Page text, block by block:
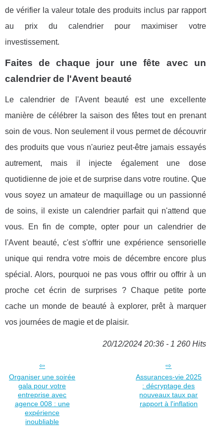
de vérifier la valeur totale des produits inclus par rapport
au prix du calendrier pour maximiser votre
investissement.
Faites de chaque jour une fête avec un
calendrier de l'Avent beauté
Le calendrier de l'Avent beauté est une excellente
manière de célébrer la saison des fêtes tout en prenant
soin de vous. Non seulement il vous permet de découvrir
des produits que vous n'auriez peut-être jamais essayés
autrement, mais il injecte également une dose
quotidienne de joie et de surprise dans votre routine. Que
vous soyez un amateur de maquillage ou un passionné
de soins, il existe un calendrier parfait qui n'attend que
vous. En fin de compte, opter pour un calendrier de
l'Avent beauté, c'est s'offrir une expérience sensorielle
unique qui rendra votre mois de décembre encore plus
spécial. Alors, pourquoi ne pas vous offrir ou offrir à un
proche cet écrin de surprises ? Chaque petite porte
cache un monde de beauté à explorer, prêt à marquer
vos journées de magie et de plaisir.
20/12/2024 20:36 - 1 260 Hits
Organiser une soirée
gala pour votre
entreprise avec
agence 008 : une
expérience
inoubliable
Assurances-vie 2025
: décryptage des
nouveaux taux par
rapport à l'inflation